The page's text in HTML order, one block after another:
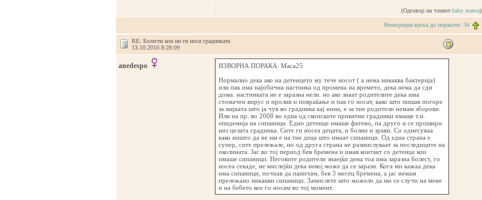
(Одговор на членотbaby mama)
Непосредна врска до пораките: 34
RE: Болести кои ни ги носи градинката
13.10.2010 8:28:09
anedespo
ИЗВОРНА ПОРАКА: Maca25
Нормално дека ако на детенцето му тече носот ( а нема никаква бактерија)
или пак има најобична настинка од промена на времето, дека нема да сди
дома. настинката не е заразна нели. но ако знаат родителите дека има
стомачен вирус и пролив и повраќање и пак го носат, како што пишав погоре
за мајката што ја чув во градинка кај нина, е за тие родители немам зборови.
Или на пр. во 2008 во една од скопските приватни градинки имаше т.н.
епидемија на сипаници. Едно детенце имаше фатено, па друго и се прошири
низ целата градинка. Сите ги носеа децата, и болни и зрави. Со однесуваа
како ништо да не им е на тие деца што имаат сипаници. Од една страна е
супер, сите прележале, но од друга страна не размислуваат за последиците на
околината. Јас во тој период бев бремена и имав контакт со детенце кои
имаше сипаници. Неговите родители знаејќи дена тоа има заразна болест, го
носеа секаде, не мислејќи дека некој може да се зарази. Кога ми кажаа дека
има сипаници, почнав да паничам, бев 3 месец бремена, а јас немам
прележано никакви сипаници. Замислете што можело да ми се случи на мене
и на бебето кое го носам во тој момент.